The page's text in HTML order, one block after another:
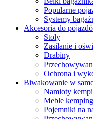
Popularne
Systemy
Akcesoria do
Stoły
Zasilanie i
Drabiny
Ochrona i
Biwakowanie w
Namioty
Meble
Pojemniki na